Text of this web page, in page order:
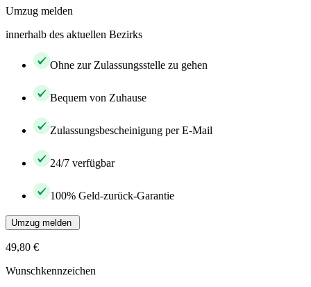
Umzug melden
innerhalb des aktuellen Bezirks
Ohne zur Zulassungsstelle zu gehen
Bequem von Zuhause
Zulassungsbescheinigung per E-Mail
24/7 verfügbar
100% Geld-zurück-Garantie
Umzug melden
49,80 €
Wunschkennzeichen